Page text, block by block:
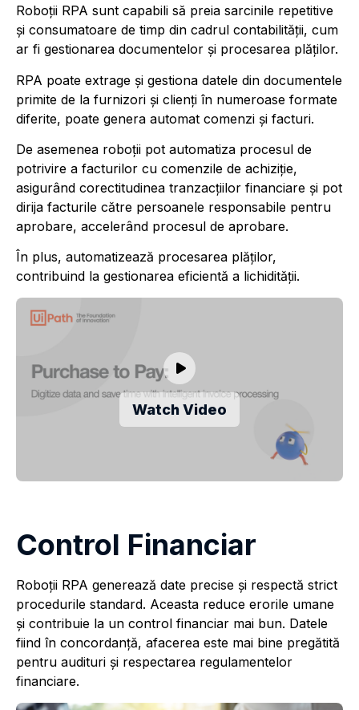
Roboții RPA sunt capabili să preia sarcinile repetitive
și consumatoare de timp din cadrul contabilității, cum
ar fi gestionarea documentelor şi procesarea plăţilor.
RPA poate extrage și gestiona datele din documentele
primite de la furnizori și clienți în numeroase formate
diferite, poate genera automat comenzi şi facturi.
De asemenea roboții pot automatiza procesul de
potrivire a facturilor cu comenzile de achiziție,
asigurând corectitudinea tranzacțiilor financiare şi pot
dirija facturile către persoanele responsabile pentru
aprobare, accelerând procesul de aprobare.
În plus, automatizează procesarea plăților,
contribuind la gestionarea eficientă a lichidității.
Watch Video
Control Financiar
Roboții RPA generează date precise și respectă strict
procedurile standard. Aceasta reduce erorile umane
și contribuie la un control financiar mai bun. Datele
fiind în concordanță, afacerea este mai bine pregătită
pentru audituri și respectarea regulamentelor
financiare.